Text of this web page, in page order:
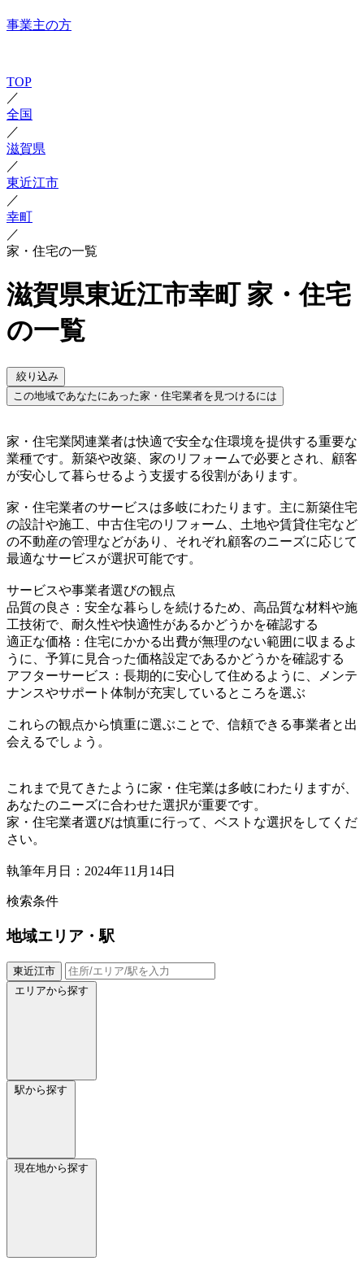
事業主の方
TOP
／
全国
／
滋賀県
／
東近江市
／
幸町
／
家・住宅の一覧
滋賀県東近江市幸町 家・住宅
の一覧
絞り込み
この地域であなたにあった家・住宅業者を見つけるには
家・住宅業関連業者は快適で安全な住環境を提供する重要な
業種です。新築や改築、家のリフォームで必要とされ、顧客
が安心して暮らせるよう支援する役割があります。
家・住宅業者のサービスは多岐にわたります。主に新築住宅
の設計や施工、中古住宅のリフォーム、土地や賃貸住宅など
の不動産の管理などがあり、それぞれ顧客のニーズに応じて
最適なサービスが選択可能です。
サービスや事業者選びの観点
品質の良さ：安全な暮らしを続けるため、高品質な材料や施
工技術で、耐久性や快適性があるかどうかを確認する
適正な価格：住宅にかかる出費が無理のない範囲に収まるよ
うに、予算に見合った価格設定であるかどうかを確認する
アフターサービス：長期的に安心して住めるように、メンテ
ナンスやサポート体制が充実しているところを選ぶ
これらの観点から慎重に選ぶことで、信頼できる事業者と出
会えるでしょう。
これまで見てきたように家・住宅業は多岐にわたりますが、
あなたのニーズに合わせた選択が重要です。
家・住宅業者選びは慎重に行って、ベストな選択をしてくだ
さい。
執筆年月日：2024年11月14日
検索条件
地域エリア・駅
東近江市
エリアから探す
駅から探す
現在地から探す